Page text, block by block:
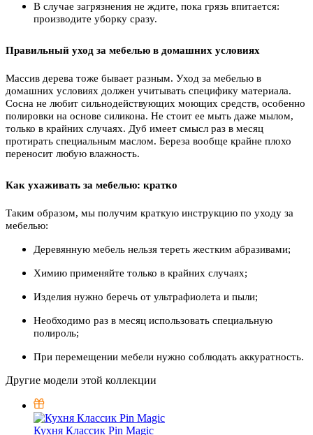
В случае загрязнения не ждите, пока грязь впитается:
производите уборку сразу.
Правильный уход за мебелью в домашних условиях
Массив дерева тоже бывает разным. Уход за мебелью в
домашних условиях должен учитывать специфику материала.
Сосна не любит сильнодействующих моющих средств, особенно
полировки на основе силикона. Не стоит ее мыть даже мылом,
только в крайних случаях. Дуб имеет смысл раз в месяц
протирать специальным маслом. Береза вообще крайне плохо
переносит любую влажность.
Как ухаживать за мебелью: кратко
Таким образом, мы получим краткую инструкцию по уходу за
мебелью:
Деревянную мебель нельзя тереть жестким абразивами;
Химию применяйте только в крайних случаях;
Изделия нужно беречь от ультрафиолета и пыли;
Необходимо раз в месяц использовать специальную
полироль;
При перемещении мебели нужно соблюдать аккуратность.
Другие модели этой коллекции
Кухня Классик Pin Magic